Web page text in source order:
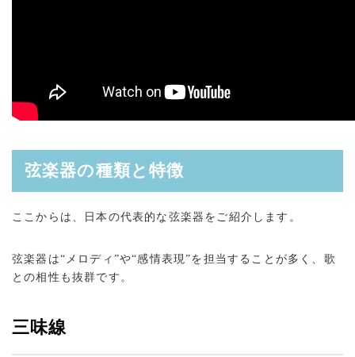
弦楽器の種類と特徴
ここからは、日本の代表的な弦楽器をご紹介します。
弦楽器は“メロディ”や“感情表現”を担当することが多く、歌
との相性も抜群です。
三味線